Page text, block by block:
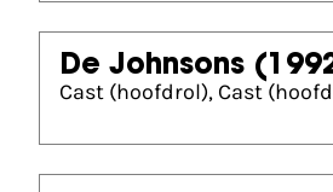
De Johnsons
Cast (hoofdrol), Cast